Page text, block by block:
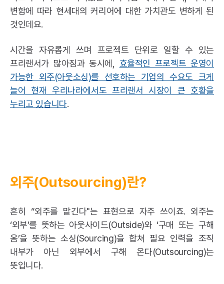
변함에 따라 현세대의 커리어에 대한 가치관도 변하게 된
것인데요.
시간을 자유롭게 쓰며 프로젝트 단위로 일할 수 있는
프리랜서가 많아짐과 동시에, 효율적인 프로젝트 운영이
가능한 외주(아웃소싱)를 선호하는 기업의 수요도 크게
늘어 현재 우리나라에서도 프리랜서 시장이 큰 호황을
누리고 있습니다.
외주(Outsourcing)란?
흔히 “외주를 맡긴다"는 표현으로 자주 쓰이죠. 외주는
‘외부’를 뜻하는 아웃사이드(Outside)와 ‘구매 또는 구해
옴’을 뜻하는 소싱(Sourcing)을 합쳐 필요 인력을 조직
내부가 아닌 외부에서 구해 온다(Outsourcing)는
뜻입니다.